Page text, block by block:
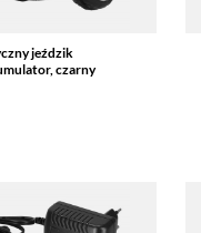
jeździk
czarny